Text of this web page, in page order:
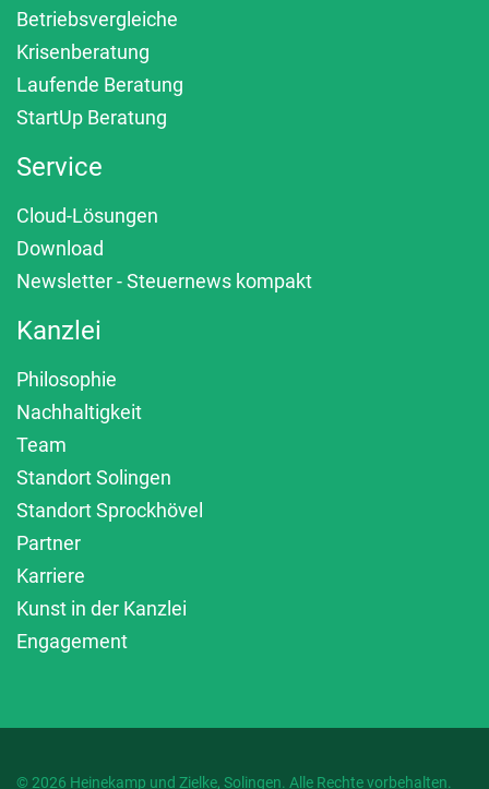
Betriebsvergleiche
Krisenberatung
Laufende Beratung
StartUp Beratung
Service
Cloud-Lösungen
Download
Newsletter - Steuernews kompakt
Kanzlei
Philosophie
Nachhaltigkeit
Team
Standort Solingen
Standort Sprockhövel
Partner
Karriere
Kunst in der Kanzlei
Engagement
© 2026 Heinekamp und Zielke, Solingen. Alle Rechte vorbehalten.